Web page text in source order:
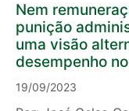
Nem
punição
uma visão
desempenho
19/09/2023